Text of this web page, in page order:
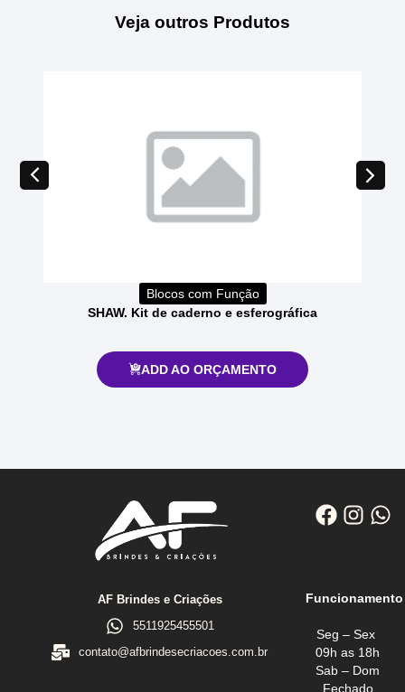
Veja outros Produtos
Blocos com Função
SHAW. Kit de caderno e esferográfica
ADD AO ORÇAMENTO
AF Brindes e Criações
5511925455501
contato@afbrindesecriacoes.com.br
Funcionamento
Seg – Sex
09h as 18h
Sab – Dom
Fechado